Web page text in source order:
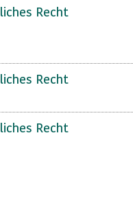
Recht
Recht
Recht